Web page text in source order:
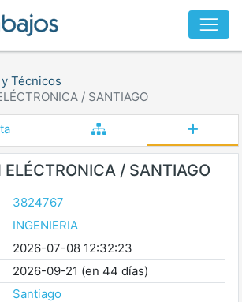
Técnicos
/ SANTIAGO
ELÉCTRONICA / SANTIAGO
3824767
INGENIERIA
2026-07-08 12:32:23
2026-09-21 (en 44 días)
Santiago